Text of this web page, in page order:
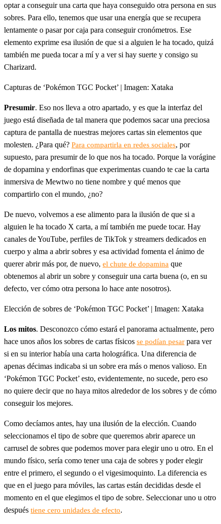
optar a conseguir una carta que haya conseguido otra persona en sus
sobres. Para ello, tenemos que usar una energía que se recupera
lentamente o pasar por caja para conseguir cronómetros. Ese
elemento exprime esa ilusión de que si a alguien le ha tocado, quizá
también me pueda tocar a mí y a ver si hay suerte y consigo su
Charizard.
Capturas de ‘Pokémon TGC Pocket’ | Imagen: Xataka
Presumir. Eso nos lleva a otro apartado, y es que la interfaz del
juego está diseñada de tal manera que podemos sacar una preciosa
captura de pantalla de nuestras mejores cartas sin elementos que
molesten. ¿Para qué? Para compartirla en redes sociales, por
supuesto, para presumir de lo que nos ha tocado. Porque la vorágine
de dopamina y endorfinas que experimentas cuando te cae la carta
inmersiva de Mewtwo no tiene nombre y qué menos que
compartirlo con el mundo, ¿no?
De nuevo, volvemos a ese alimento para la ilusión de que si a
alguien le ha tocado X carta, a mí también me puede tocar. Hay
canales de YouTube, perfiles de TikTok y streamers dedicados en
cuerpo y alma a abrir sobres y esa actividad fomenta el ánimo de
querer abrir más por, de nuevo, el chute de dopamina que
obtenemos al abrir un sobre y conseguir una carta buena (o, en su
defecto, ver cómo otra persona lo hace ante nosotros).
Elección de sobres de ‘Pokémon TGC Pocket’ | Imagen: Xataka
Los mitos. Desconozco cómo estará el panorama actualmente, pero
hace unos años los sobres de cartas físicos se podían pesar para ver
si en su interior había una carta holográfica. Una diferencia de
apenas décimas indicaba si un sobre era más o menos valioso. En
‘Pokémon TGC Pocket’ esto, evidentemente, no sucede, pero eso
no quiere decir que no haya mitos alrededor de los sobres y de cómo
conseguir los mejores.
Como decíamos antes, hay una ilusión de la elección. Cuando
seleccionamos el tipo de sobre que queremos abrir aparece un
carrusel de sobres que podemos mover para elegir uno u otro. En el
mundo físico, sería como tener una caja de sobres y poder elegir
entre el primero, el segundo o el vigesimoquinto. La diferencia es
que en el juego para móviles, las cartas están decididas desde el
momento en el que elegimos el tipo de sobre. Seleccionar uno u otro
después tiene cero unidades de efecto.